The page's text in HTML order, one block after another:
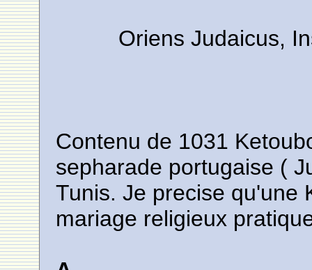
Oriens Judaicus,
Contenu de 1031
sepharade portugaise (
Tunis. Je precise qu'une
mariage religieux